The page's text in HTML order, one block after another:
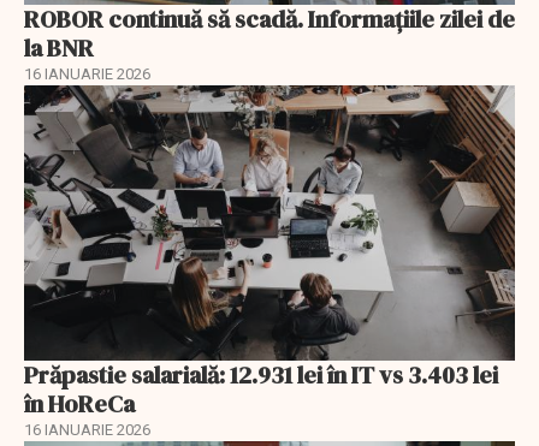
ROBOR continuă să scadă. Informaţiile zilei de
la BNR
16 IANUARIE 2026
Prăpastie salarială: 12.931 lei în IT vs 3.403 lei
în HoReCa
16 IANUARIE 2026